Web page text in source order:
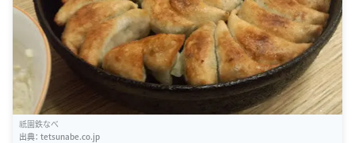
祇園鉄なべ
出典： tetsunabe.co.jp